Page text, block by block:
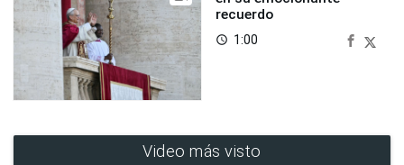
recuerdo
access_time 1:00
Video más visto